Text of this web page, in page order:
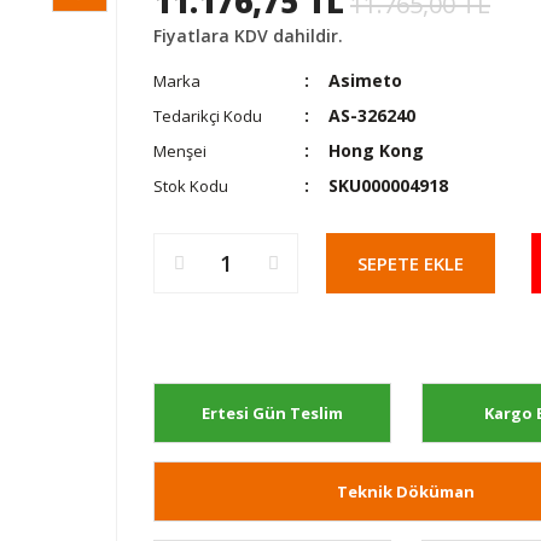
Fiyatlara KDV dahildir.
Marka Asimeto
Tedarikçi Kodu AS-326240
Menşei Hong Kong
Stok Kodu SKU000004918
SEPETE EKLE
Ertesi Gün Teslim Kargo
Teknik Döküman